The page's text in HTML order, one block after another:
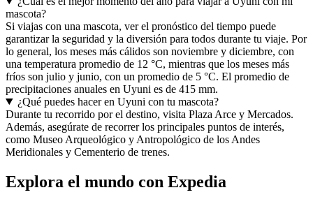
mascota?
Si viajas con una mascota, ver el pronóstico del tiempo puede
garantizar la seguridad y la diversión para todos durante tu viaje. Por
lo general, los meses más cálidos son noviembre y diciembre, con
una temperatura promedio de 12 °C, mientras que los meses más
fríos son julio y junio, con un promedio de 5 °C. El promedio de
precipitaciones anuales en Uyuni es de 415 mm.
¿Qué puedes hacer en Uyuni con tu mascota?
Durante tu recorrido por el destino, visita Plaza Arce y Mercados.
Además, asegúrate de recorrer los principales puntos de interés,
como Museo Arqueológico y Antropológico de los Andes
Meridionales y Cementerio de trenes.
Explora el mundo con Expedia